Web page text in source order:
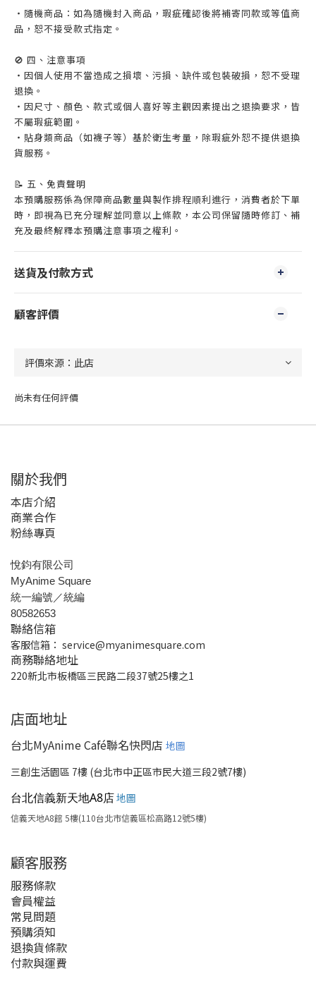
・隨機商品：如為隨機封入商品，瑕疵確認後將補寄同款或等值商
品，恕不接受款式指定。
🚫 四、注意事項
・因個人使用不當造成之損壞、污損、缺件或包裝破損，恕不受理
退換。
・因尺寸、顏色、款式或個人喜好等主觀因素提出之退換要求，皆
不屬瑕疵範圍。
・貼身類商品（如襪子等）基於衛生考量，除瑕疵外恕不提供退換
貨服務。
📝 五、免責聲明
本預購服務係為保障商品數量與製作排程順利進行，消費者於下單
時，即視為已充分理解並同意以上條款，本公司保留隨時修訂、補
充及最終解釋本預購注意事項之權利。
送貨及付款方式
顧客評價
尚未有任何評價
關於我們
本店介紹
商業合作
粉絲專頁
悅鈞有限公司
MyAnime Square
統一編號／統編
80582653
聯絡信箱
客服信箱： service@myanimesquare.com
商務聯絡地址
220新北市板橋區三民路二段37號25樓之1
店面地址
台北MyAnime Café聯名快閃店 地圖
三創生活園區 7樓 (台北市中正區市民大道三段2號7樓)
台北信義新天地A8店地圖
信義天地A8館 5樓(110台北市信義區松高路12號5樓)
顧客服務
服務條款
會員權益
常見問題
預購須知
退換貨條款
付款與運費